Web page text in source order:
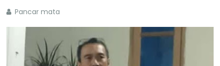
Pancar mata